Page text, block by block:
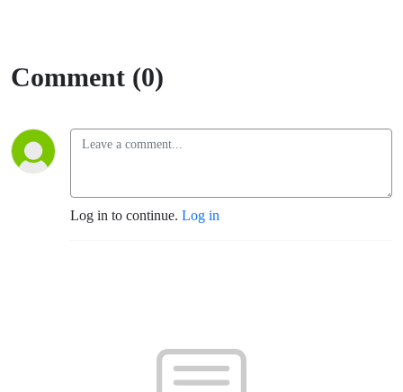
Comment (0)
Log in to continue. Log in